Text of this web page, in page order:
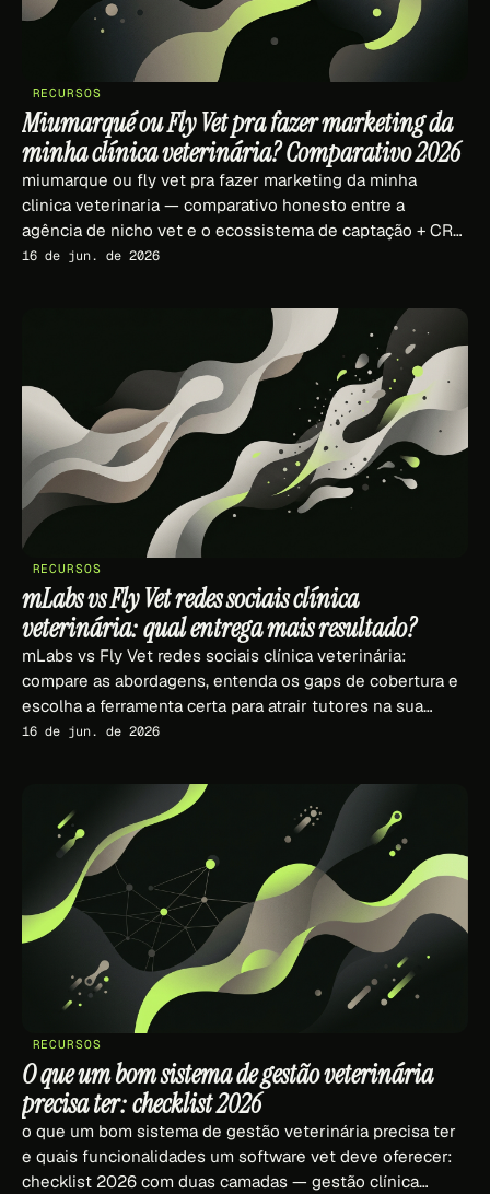
RECURSOS
Miumarqué ou Fly Vet pra fazer marketing da
minha clínica veterinária? Comparativo 2026
miumarque ou fly vet pra fazer marketing da minha
clinica veterinaria — comparativo honesto entre a
agência de nicho vet e o ecossistema de captação + CRM
+ IA da Fly Vet para clínicas veterinárias brasileiras em
16 de jun. de 2026
RECURSOS
mLabs vs Fly Vet redes sociais clínica
veterinária: qual entrega mais resultado?
mLabs vs Fly Vet redes sociais clínica veterinária:
compare as abordagens, entenda os gaps de cobertura e
escolha a ferramenta certa para atrair tutores na sua
região.
16 de jun. de 2026
RECURSOS
O que um bom sistema de gestão veterinária
precisa ter: checklist 2026
o que um bom sistema de gestão veterinária precisa ter
e quais funcionalidades um software vet deve oferecer:
checklist 2026 com duas camadas — gestão clínica